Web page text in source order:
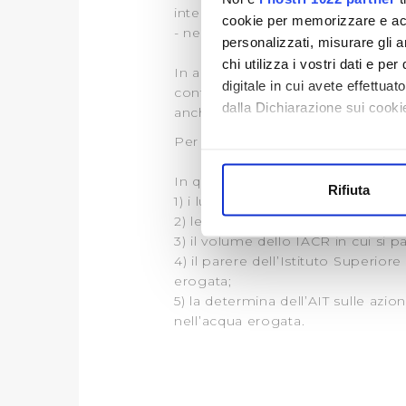
cookie per memorizzare e
personalizzati, misurare gli
chi utilizza i vostri dati e per
digitale in cui avete
dalla Dichiarazione sui
Identificare il tuo
digitali).
Approfondisci come
modificare o ritirare il tuo
Utilizziamo dei cookie
navigazione sulle pagine e
Rifiuta
interessata
- nel caso di adduttrici in
In alcuni casi i punti di
conformità al D.Lgs.31/01 (29
anche punti aggiuntivi rispetto
Per maggiori informazioni vedi la
In questa sezione puoi trovare:
1) i luoghi di campionamento
2) le risultanze del
3) il volume dello IACR in cui si
4) il parere dell’Istituto Superiore
erogata;
5) la determina dell’AIT sulle
nell’acqua erogata.